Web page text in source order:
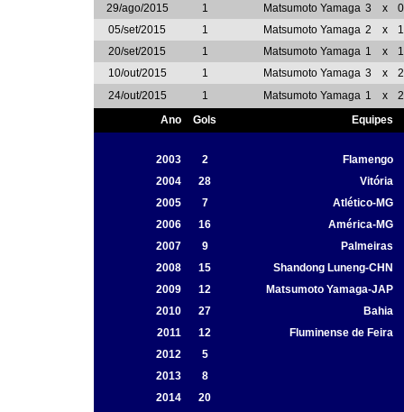
29/ago/2015
1 Matsumoto Yamaga 3 x
0
05/set/2015
1 Matsumoto Yamaga 2 x
1
20/set/2015
1 Matsumoto Yamaga 1 x
1
10/out/2015
1 Matsumoto Yamaga 3 x
2
24/out/2015
1 Matsumoto Yamaga 1 x
2
Ano
Gols Equipes
2003 2
Flamengo
2004
28
Vitória
2005
7
Atlético-MG
2006
16
América-MG
2007
9
Palmeiras
2008
15
Shandong Luneng-CHN
2009
12
Matsumoto Yamaga-JAP
2010
27
Bahia
2011
12
Fluminense de Feira
2012
5
2013
8
2014
20